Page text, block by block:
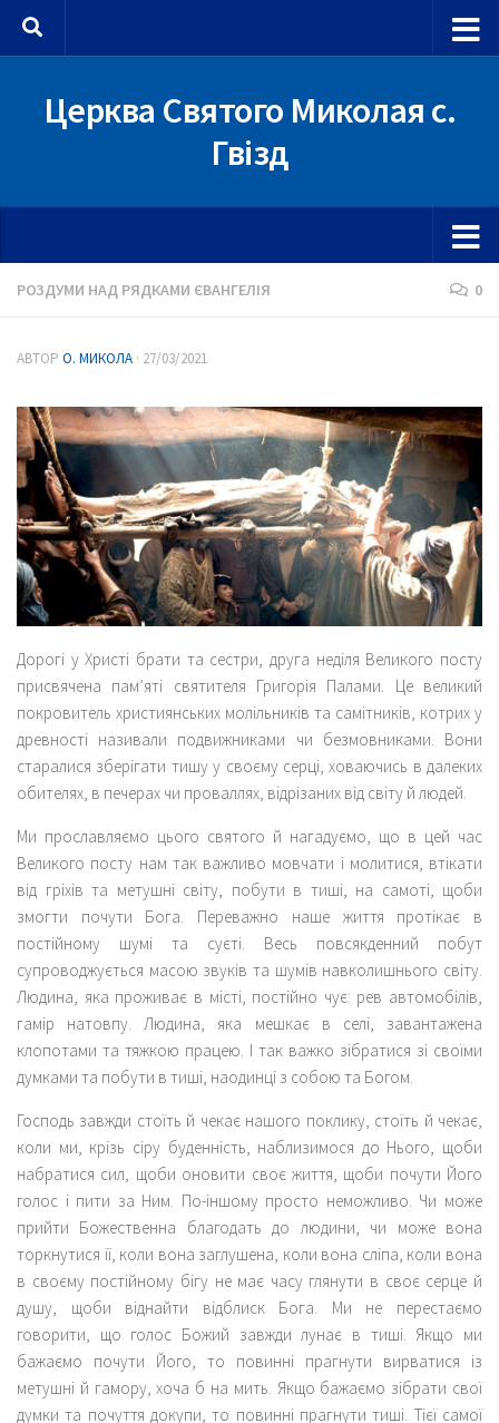
Skip to content
Церква Святого Миколая с.
Гвізд
РОЗДУМИ НАД РЯДКАМИ ЄВАНГЕЛІЯ 0
АВТОР О. МИКОЛА · 27/03/2021
Дорогі у Христі брати та сестри, друга неділя Великого посту
присвячена пам’яті святителя Григорія Палами. Це великий
покровитель християнських молільників та самітників, котрих у
древності називали подвижниками чи безмовниками. Вони
старалися зберігати тишу у своєму серці, ховаючись в далеких
обителях, в печерах чи проваллях, відрізаних від світу й людей.
Ми прославляємо цього святого й нагадуємо, що в цей час
Великого посту нам так важливо мовчати і молитися, втікати
від гріхів та метушні світу, побути в тиші, на самоті, щоби
змогти почути Бога. Переважно наше життя протікає в
постійному шумі та суєті. Весь повсякденний побут
супроводжується масою звуків та шумів навколишнього світу.
Людина, яка проживає в місті, постійно чує: рев автомобілів,
гамір натовпу. Людина, яка мешкає в селі, завантажена
клопотами та тяжкою працею. І так важко зібратися зі своїми
думками та побути в тиші, наодинці з собою та Богом.
Господь завжди стоїть й чекає нашого поклику, стоїть й чекає,
коли ми, крізь сіру буденність, наблизимося до Нього, щоби
набратися сил, щоби оновити своє життя, щоби почути Його
голос і пити за Ним. По-іншому просто неможливо. Чи може
прийти Божественна благодать до людини, чи може вона
торкнутися її, коли вона заглушена, коли вона сліпа, коли вона
в своєму постійному бігу не має часу глянути в своє серце й
душу, щоби віднайти відблиск Бога. Ми не перестаємо
говорити, що голос Божий завжди лунає в тиші. Якщо ми
бажаємо почути Його, то повинні прагнути вирватися із
метушні й гамору, хоча б на мить. Якщо бажаємо зібрати свої
думки та почуття докупи, то повинні прагнути тиші. Тієї самої